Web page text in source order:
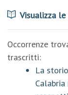
Visualizza
Occorrenze
trascritti:
La